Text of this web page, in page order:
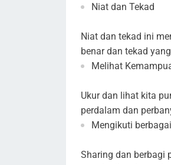
Niat dan Tekad
Niat dan tekad ini
benar dan tekad
Melihat
Ukur dan lihat kita
perdalam dan
Mengikuti
Sharing dan berbagi